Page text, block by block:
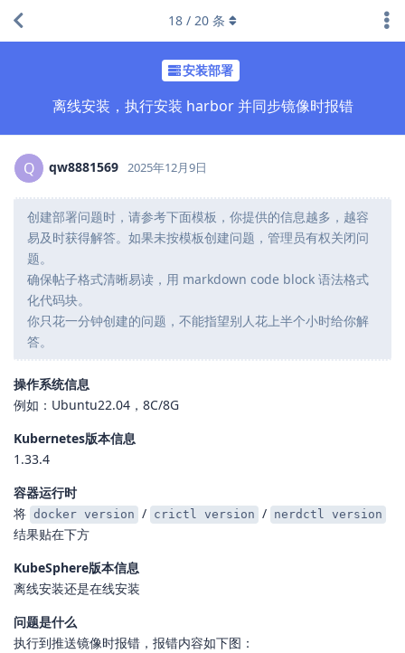
安装部署
离线安装，执行安装 harbor 并同步镜像时报错
18 / 20 条
Q qw8881569 2025年12月9日
创建部署问题时，请参考下面模板，你提供的信息越多，越容
易及时获得解答。如果未按模板创建问题，管理员有权关闭问
题。
确保帖子格式清晰易读，用 markdown code block 语法格式
化代码块。
你只花一分钟创建的问题，不能指望别人花上半个小时给你解
答。
操作系统信息
例如：Ubuntu22.04，8C/8G
Kubernetes版本信息
1.33.4
容器运行时
将 docker version / crictl version / nerdctl version
结果贴在下方
KubeSphere版本信息
离线安装还是在线安装
问题是什么
执行到推送镜像时报错，报错内容如下图：